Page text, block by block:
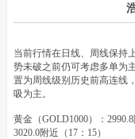
当前行情在日线、周线保持
势未破之前仍可考虑多单为
置为周线级别历史前高连线
吸为主。
黄金（GOLD1000）：
3020.0附近（17：15）